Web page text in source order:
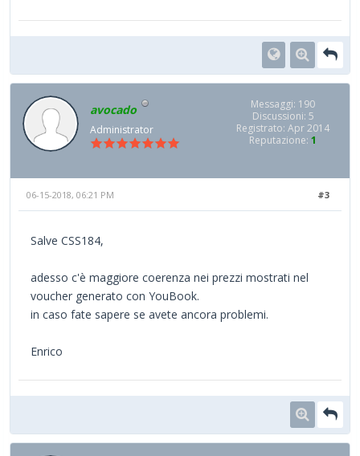
avocado
Administrator
Messaggi: 190
Discussioni: 5
Registrato: Apr 2014
Reputazione: 1
#3
06-15-2018, 06:21 PM
Salve CSS184,
adesso c'è maggiore coerenza nei prezzi mostrati nel
voucher generato con YouBook.
in caso fate sapere se avete ancora problemi.
Enrico